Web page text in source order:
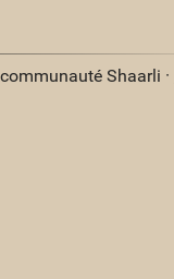
Shaarli ·